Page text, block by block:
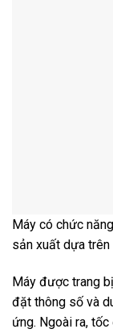
Máy có chức
sản xuất dựa
Máy được trang
đặt thông số và
ứng. Ngoài ra,